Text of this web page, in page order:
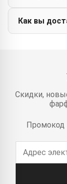
Как вы
Скидки,
Промокод